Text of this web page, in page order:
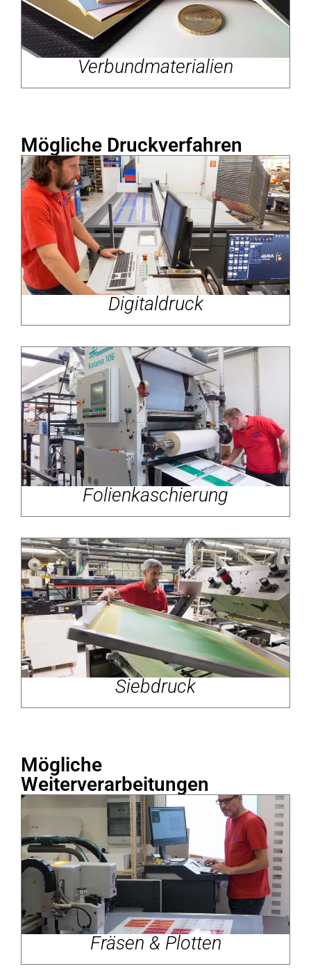
Verbundmaterialien
Mögliche Druckverfahren
Digitaldruck
Folienkaschierung
Siebdruck
Mögliche
Weiterverarbeitungen
Fräsen & Plotten